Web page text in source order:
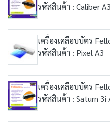
รหัสสินค้า : Caliber A3
เครื่องเคลือบบัตร
รหัสสินค้า : Pixel A3
เครื่องเคลือบบัตร
รหัสสินค้า : Saturn 3i